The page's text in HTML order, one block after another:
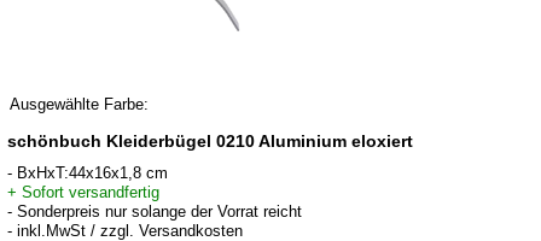
Ausgewählte Farbe:
schönbuch Kleiderbügel 0210 Aluminium eloxiert
- BxHxT:44x16x1,8 cm
+ Sofort versandfertig
- Sonderpreis nur solange der Vorrat reicht
- inkl.MwSt / zzgl. Versandkosten